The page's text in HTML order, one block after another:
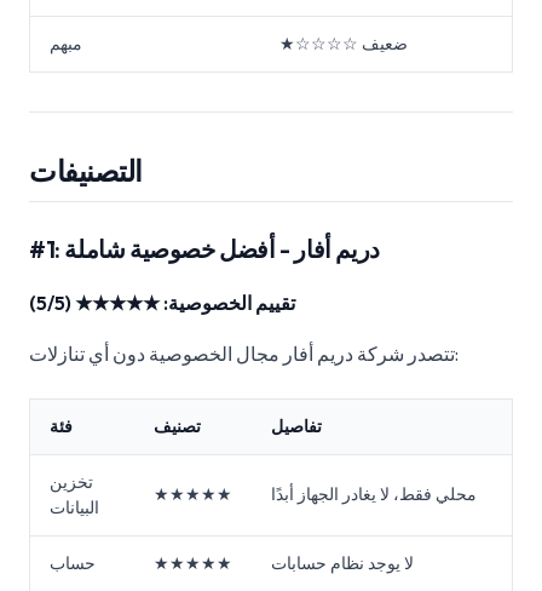
مبهم ★☆☆☆☆ ضعيف
التصنيفات
#1: دريم أفار - أفضل خصوصية شاملة
تقييم الخصوصية: ★★★★★ (5/5)
تتصدر شركة دريم أفار مجال الخصوصية دون أي تنازلات:
فئة تصنيف تفاصيل
تخزين
البيانات
★★★★★ محلي فقط، لا يغادر الجهاز أبدًا
حساب ★★★★★ لا يوجد نظام حسابات